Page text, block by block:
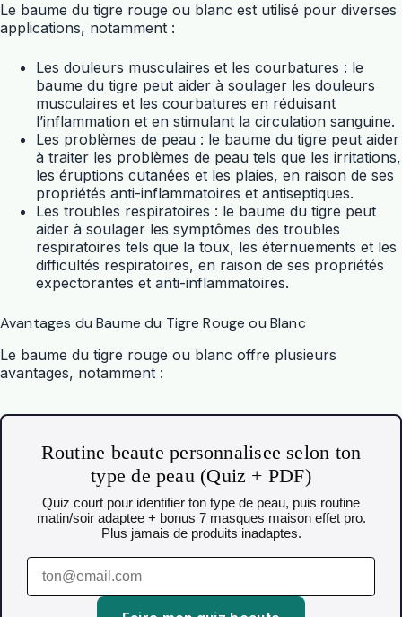
Le baume du tigre rouge ou blanc est utilisé pour diverses
applications, notamment :
Les douleurs musculaires et les courbatures : le
baume du tigre peut aider à soulager les douleurs
musculaires et les courbatures en réduisant
l’inflammation et en stimulant la circulation sanguine.
Les problèmes de peau : le baume du tigre peut aider
à traiter les problèmes de peau tels que les irritations,
les éruptions cutanées et les plaies, en raison de ses
propriétés anti-inflammatoires et antiseptiques.
Les troubles respiratoires : le baume du tigre peut
aider à soulager les symptômes des troubles
respiratoires tels que la toux, les éternuements et les
difficultés respiratoires, en raison de ses propriétés
expectorantes et anti-inflammatoires.
Avantages du Baume du Tigre Rouge ou Blanc
Le baume du tigre rouge ou blanc offre plusieurs
avantages, notamment :
Routine beaute personnalisee selon ton
type de peau (Quiz + PDF)
Quiz court pour identifier ton type de peau, puis routine
matin/soir adaptee + bonus 7 masques maison effet pro.
Plus jamais de produits inadaptes.